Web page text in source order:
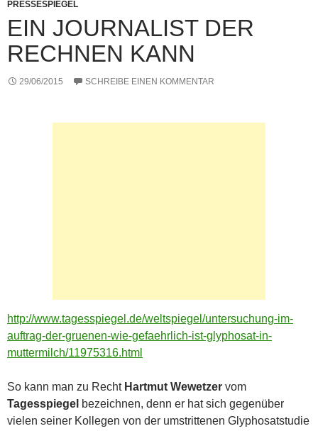
PRESSESPIEGEL
EIN JOURNALIST DER
RECHNEN KANN
29/06/2015 SCHREIBE EINEN KOMMENTAR
http://www.tagesspiegel.de/weltspiegel/untersuchung-im-
auftrag-der-gruenen-wie-gefaehrlich-ist-glyphosat-in-
muttermilch/11975316.html
So kann man zu RechtHartmut Wewetzer vom
Tagesspiegel bezeichnen, denn er hat sich gegenüber
vielen seiner Kollegen von der umstrittenen Glyphosatstudie